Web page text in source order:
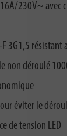
230V~ avec
3G1,5 résistant
non déroulé
éviter le
de tension LED